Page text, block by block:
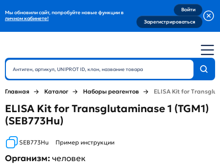
Мы обновили сайт, попробуйте новые функции в
личном кабинете!
Войти
Зарегистрироваться
Главная Каталог Наборы реагентов ELISA Kit for
ELISA Kit for Transglutaminase 1 (TGM1)
(SEB773Hu)
SEB773Hu Пример инструкции
Организм:человек